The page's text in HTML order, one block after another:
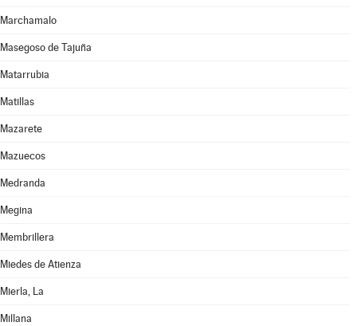
Marchamalo
Masegoso de Tajuña
Matarrubia
Matillas
Mazarete
Mazuecos
Medranda
Megina
Membrillera
Miedes de Atienza
Mierla, La
Millana